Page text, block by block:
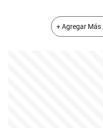
+ Agregar Más